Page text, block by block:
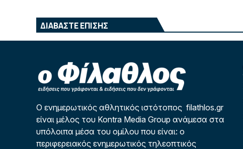
ΔΙΑΒΑΣΤΕ ΕΠΙΣΗΣ
Ο ενημερωτικός αθλητικός ιστότοπος filathlos.gr
είναι μέλος του Kontra Media Group ανάμεσα στα
υπόλοιπα μέσα του ομίλου που είναι: ο
περιφερειακός ενημερωτικός τηλεοπτικός